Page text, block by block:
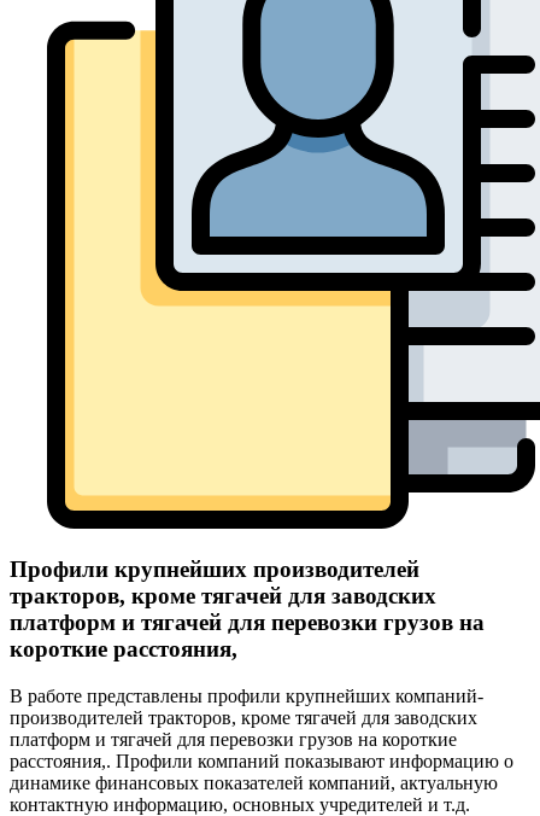
Профили крупнейших производителей
тракторов, кроме тягачей для заводских
платформ и тягачей для перевозки грузов на
короткие расстояния,
В работе представлены профили крупнейших компаний-
производителей тракторов, кроме тягачей для заводских
платформ и тягачей для перевозки грузов на короткие
расстояния,. Профили компаний показывают информацию о
динамике финансовых показателей компаний, актуальную
контактную информацию, основных учредителей и т.д.